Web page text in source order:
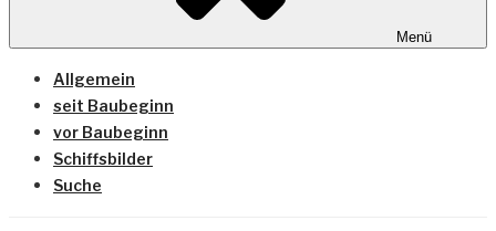
Menü
Allgemein
seit Baubeginn
vor Baubeginn
Schiffsbilder
Suche